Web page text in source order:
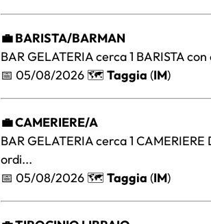
💼 BARISTA/BARMAN
BAR GELATERIA cerca 1 BARISTA
📅 05/08/2026 🗺️ Taggia (IM)
💼 CAMERIERE/A
BAR GELATERIA cerca 1
ordi...
📅 05/08/2026 🗺️ Taggia (IM)